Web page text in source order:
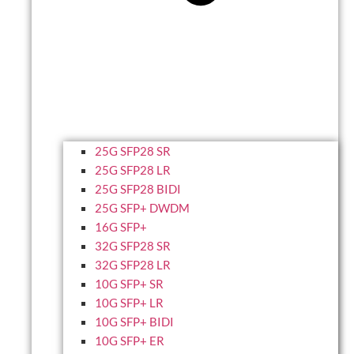
25G SFP28 SR
25G SFP28 LR
25G SFP28 BIDI
25G SFP+ DWDM
16G SFP+
32G SFP28 SR
32G SFP28 LR
10G SFP+ SR
10G SFP+ LR
10G SFP+ BIDI
10G SFP+ ER